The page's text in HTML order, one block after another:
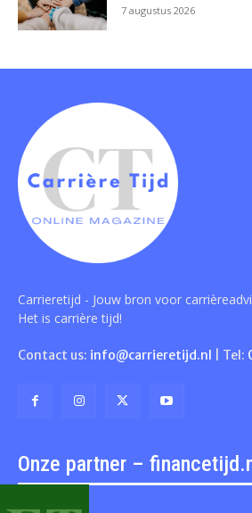
7 augustus 2026
Carrieretijd - Jouw bron voor
Het is carrière tijd!
Contact us: info@carrieretijd.nl | Tel:
Onze partner –